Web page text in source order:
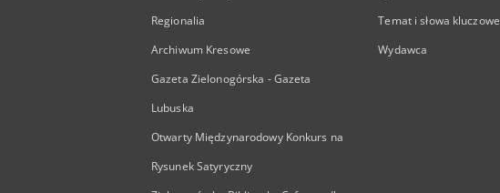
Regionalia
Archiwum Kresowe
Gazeta Zielonogórska - Gazeta
Lubuska
Otwarty Międzynarodowy Konkurs na
Rysunek Satyryczny
Temat i słowa kluczowe
Wydawca